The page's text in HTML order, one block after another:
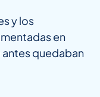
y los
en
quedaban